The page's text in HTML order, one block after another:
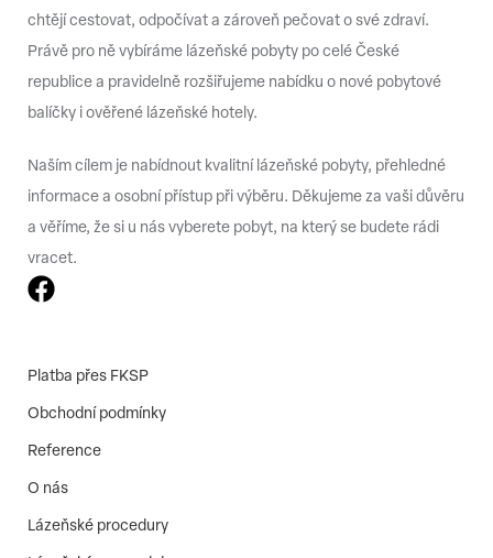
chtějí cestovat, odpočívat a zároveň pečovat o své zdraví.
Právě pro ně vybíráme lázeňské pobyty po celé České
republice a pravidelně rozšiřujeme nabídku o nové pobytové
balíčky i ověřené lázeňské hotely.
Naším cílem je nabídnout kvalitní lázeňské pobyty, přehledné
informace a osobní přístup při výběru. Děkujeme za vaši důvěru
a věříme, že si u nás vyberete pobyt, na který se budete rádi
vracet.
Platba přes FKSP
Obchodní podmínky
Reference
O nás
Lázeňské procedury